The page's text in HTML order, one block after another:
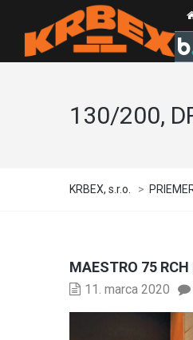
130/200,
KRBEX, s.r.o. >
MAESTRO 75 RCH
11. marca 2020